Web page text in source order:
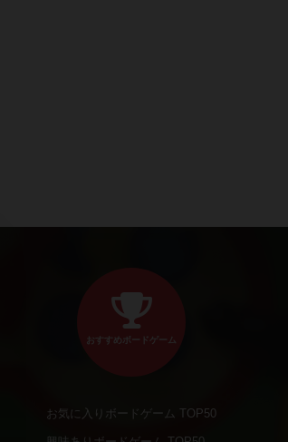
おすすめボードゲーム
お気に入りボードゲーム TOP50